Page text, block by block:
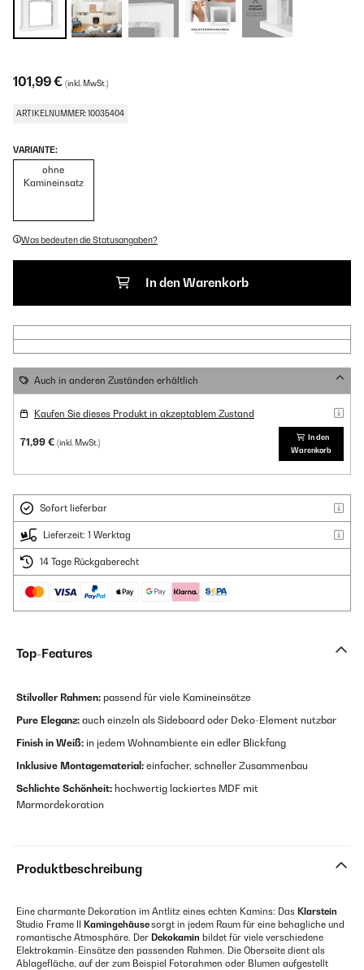
101,99 € (inkl. MwSt.)
ARTIKELNUMMER: 10035404
VARIANTE:
ohne
Kamineinsatz
Was bedeuten die Statusangaben?
In den Warenkorb
Auch in anderen Zuständen erhältlich
Kaufen Sie dieses Produkt in akzeptablem Zustand
71,99 € (inkl. MwSt.)
In den
Warenkorb
Sofort lieferbar
Lieferzeit: 1 Werktag
14 Tage Rückgaberecht
Top-Features
Stilvoller Rahmen: passend für viele Kamineinsätze
Pure Eleganz: auch einzeln als Sideboard oder Deko-Element nutzbar
Finish in Weiß: in jedem Wohnambiente ein edler Blickfang
Inklusive Montagematerial: einfacher, schneller Zusammenbau
Schlichte Schönheit: hochwertig lackiertes MDF mit
Marmordekoration
Produktbeschreibung
Eine charmante Dekoration im Antlitz eines echten Kamins: Das Klarstein
Studio Frame II
Kamingehäusesorgt in jedem Raum für eine behagliche und
romantische Atmosphäre. Der Dekokamin bildet für viele verschiedene
Elektrokamin-Einsätze den passenden Rahmen. Die Oberseite dient als
Ablagefläche, auf der zum Beispiel Fotorahmen oder Blumen aufgestellt